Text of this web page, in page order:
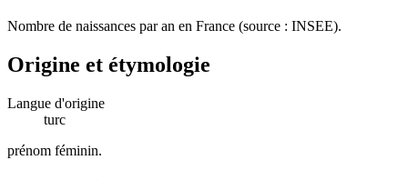
Nombre de naissances par an en France (source : INSEE).
Origine et étymologie
Langue d'origine
turc
prénom féminin.